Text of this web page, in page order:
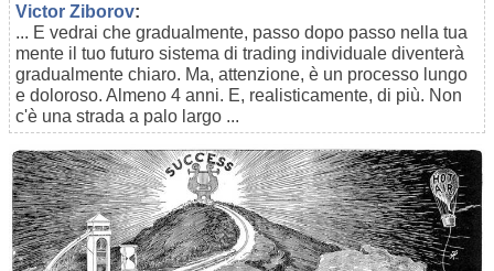
Victor Ziborov:
... E vedrai che gradualmente, passo dopo passo nella tua
mente il tuo futuro sistema di trading individuale diventerà
gradualmente chiaro. Ma, attenzione, è un processo lungo
e doloroso. Almeno 4 anni. E, realisticamente, di più. Non
c'è una strada a palo largo ...